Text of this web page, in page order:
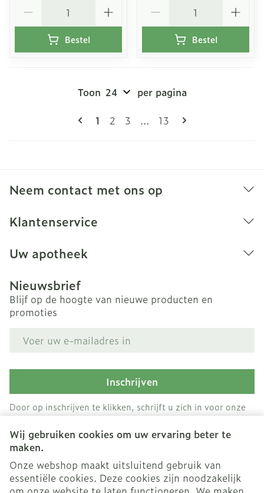
Wij gebruiken cookies om uw ervaring beter te
maken.
Onze webshop maakt uitsluitend gebruik van
essentiële cookies. Deze cookies zijn noodzakelijk
Bestel Bestel
Pagina's
U lees momenteel pagina
1 Pagina
2 Pagina
3 ... Pagina
13
Toon per pagina
Neem contact met ons op
Klantenservice
Uw apotheek
Nieuwsbrief
Blijf op de hoogte van nieuwe producten en
promoties
Inschrijven
Door op inschrijven te klikken, schrijft u zich in voor onze
nieuwsbrief en gaat u akkoord met onzeprivacy policy.